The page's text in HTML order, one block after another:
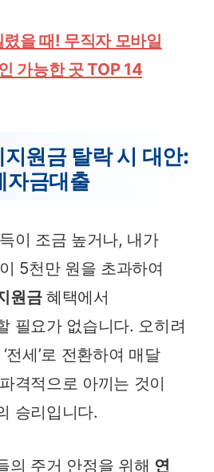
을 때! 무직자 모바일
가능한 곳 TOP 14
원금 탈락 시 대안:
자금대출
이 조금 높거나, 내가
5천만 원을 초과하여
원금혜택에서
필요가 없습니다. 오히려
전세’로 전환하여 매달
격적으로 아끼는 것이
승리입니다.
의 주거 안정을 위해 연